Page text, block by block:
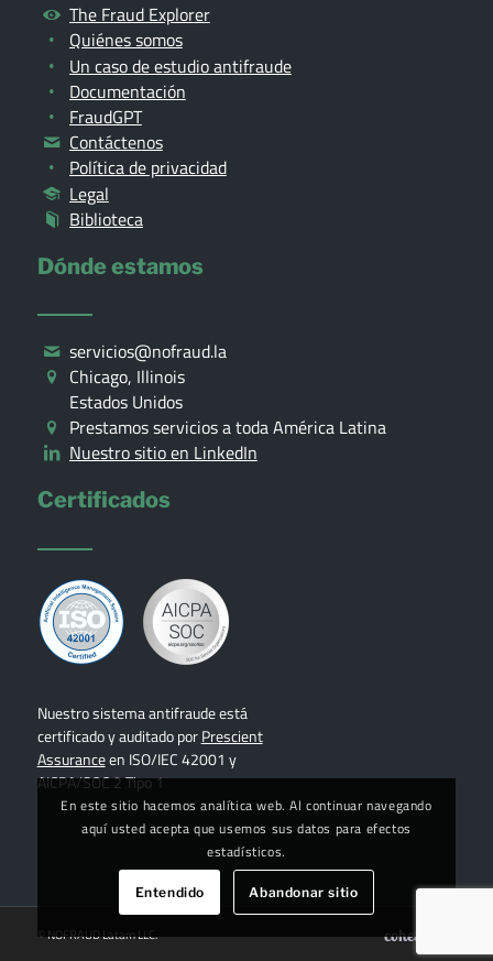
The Fraud Explorer
Quiénes somos
Un caso de estudio antifraude
Documentación
FraudGPT
Contáctenos
Política de privacidad
Legal
Biblioteca
Dónde estamos
servicios@nofraud.la
Chicago, Illinois
Estados Unidos
Prestamos servicios a toda América Latina
Nuestro sitio en LinkedIn
Certificados
Nuestro sistema antifraude está
certificado y auditado porPrescient
Assuranceen ISO/IEC 42001 y
AICPA/SOC 2 Tipo 1
© NOFRAUD Latam LLC.
En este sitio hacemos analítica web. Al continuar navegando
aquí usted acepta que usemos sus datos para efectos
estadísticos.
Entendido Abandonar sitio